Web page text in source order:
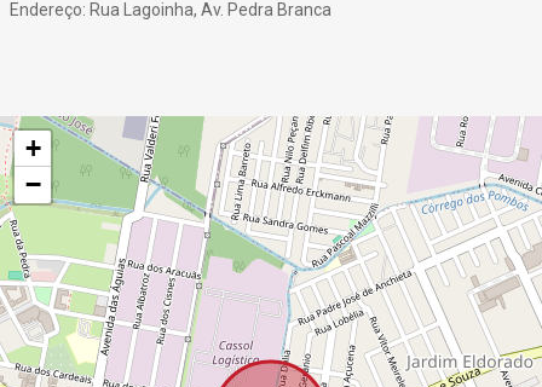
Endereço: Rua Lagoinha, Av. Pedra Branca
+
−